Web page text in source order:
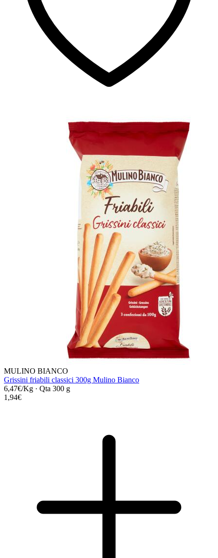
MULINO BIANCO
Grissini friabili classici 300g Mulino Bianco
6,47€/Kg · Qta 300 g
1,94€